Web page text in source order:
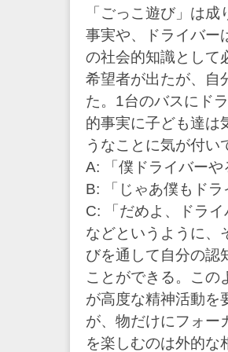
「ごっこ遊び」は
事実や、ドライバー
の社会的知識として
希望者が出たが、自
た。1台のバスにド
的事実に子ども達は
うなことに気が付い
A: 「僕ドライバーや
B: 「じゃあ僕もドラ
C: 「だめよ、ドライ
などというように、
びを通して自分の認
ことができる。この
が高度な精神活動を
が、物だけにフォー
を楽しむのは外的な